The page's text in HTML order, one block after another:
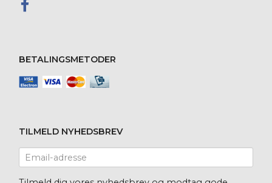
BETALINGSMETODER
TILMELD NYHEDSBREV
Email-
adresse